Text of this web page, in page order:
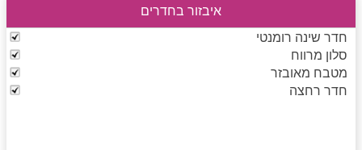
חדרים לפי שעה בכנרת גליל תחתון עמקים
חדרים לפי שעה ברמת הגולן
איבזור בחדרים
חדר שינה רומנטי
סלון מרווח
מטבח מאובזר
חדר רחצה